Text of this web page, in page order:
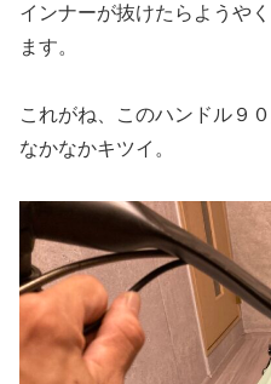
インナーが抜けたらようや
ます。
これがね、このハンドル９
なかなかキツイ。